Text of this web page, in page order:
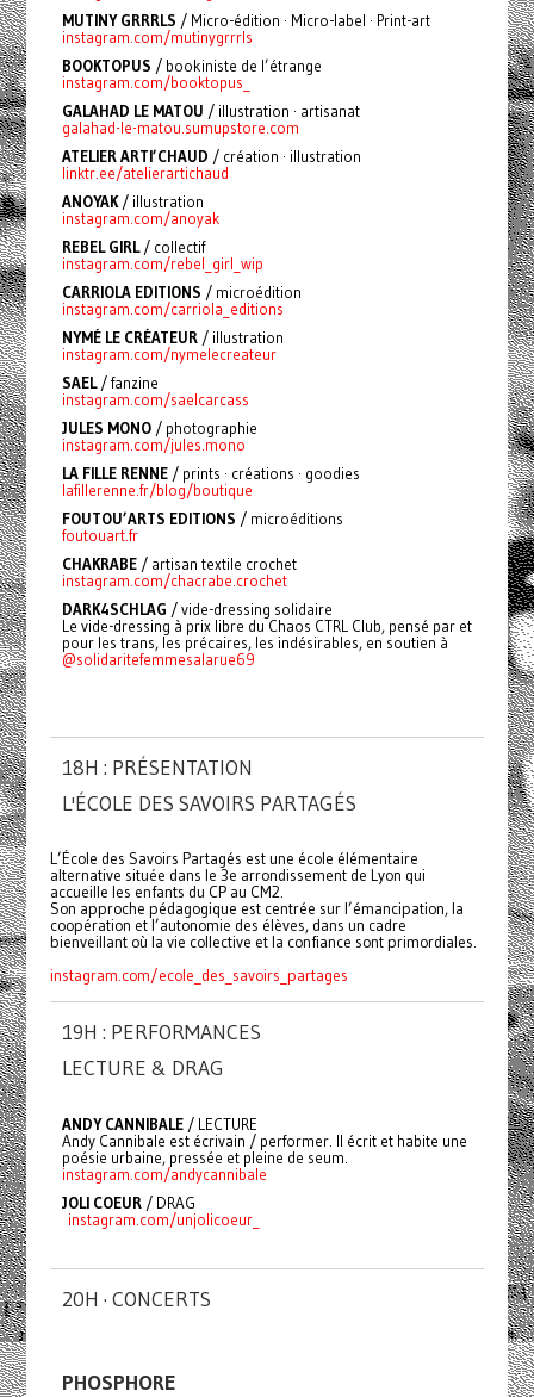
MUTINY GRRRLS / Micro-édition · Micro-label · Print-art
instagram.com/mutinygrrrls
BOOKTOPUS / bookiniste de l’étrange
instagram.com/booktopus_
GALAHAD LE MATOU / illustration · artisanat
galahad-le-matou.sumupstore.com
ATELIER ARTI’CHAUD / création · illustration
linktr.ee/atelierartichaud
ANOYAK/ illustration
instagram.com/anoyak
REBEL GIRL/ collectif
instagram.com/rebel_girl_wip
CARRIOLA EDITIONS / microédition
instagram.com/carriola_editions
NYMÉ LE CRÉATEUR/ illustration
instagram.com/nymelecreateur
SAEL/ fanzine
instagram.com/saelcarcass
JULES MONO/ photographie
instagram.com/jules.mono
LA FILLE RENNE/ prints · créations · goodies
lafillerenne.fr/blog/boutique
FOUTOU’ARTS EDITIONS / microéditions
foutouart.fr
CHAKRABE/ artisan textile crochet
instagram.com/chacrabe.crochet
DARK4SCHLAG / vide-dressing solidaire
Le vide-dressing à prix libre du Chaos CTRL Club, pensé par et
pour les trans, les précaires, les indésirables, en soutien à
@solidaritefemmesalarue69
18H : PRÉSENTATION
L'ÉCOLE DES SAVOIRS PARTAGÉS
L’École des Savoirs Partagés est une école élémentaire
alternative située dans le 3e arrondissement de Lyon qui
accueille les enfants du CP au CM2.
Son approche pédagogique est centrée sur l’émancipation, la
coopération et l’autonomie des élèves, dans un cadre
bienveillant où la vie collective et la confiance sont primordiales.
instagram.com/ecole_des_savoirs_partages
19H : PERFORMANCES
LECTURE & DRAG
ANDY CANNIBALE/ LECTURE
Andy Cannibale est écrivain / performer. Il écrit et habite une
poésie urbaine, pressée et pleine de seum.
instagram.com/andycannibale
JOLI COEUR/ DRAG
instagram.com/unjolicoeur_
20H · CONCERTS
PHOSPHORE